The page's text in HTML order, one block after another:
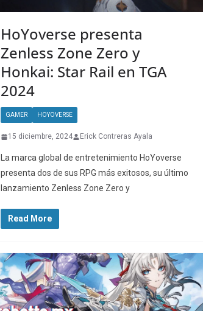
HoYoverse presenta
Zenless Zone Zero y
Honkai: Star Rail en TGA
2024
GAMER HOYOVERSE
15 diciembre, 2024 Erick Contreras Ayala
La marca global de entretenimiento HoYoverse
presenta dos de sus RPG más exitosos, su último
lanzamiento Zenless Zone Zero y
Read More